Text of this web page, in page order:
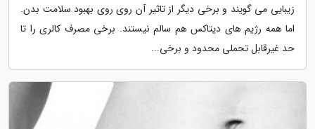
زیبایی می گویند و برخی دیگر از تاثیر آن روی روی بهبود سلامت بدن.
اما همه رژیم های دیتاکس هم سالم نیستند. برخی مصرف کالری را تا
حد غیرقابل تحملی محدود و برخی...